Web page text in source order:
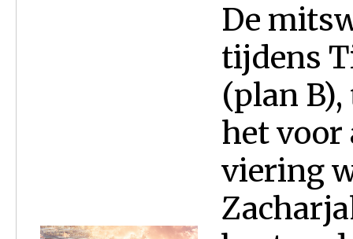
De
tijdens
(plan
het voor
viering